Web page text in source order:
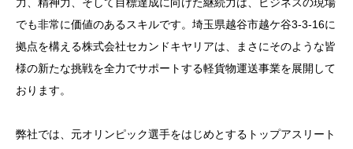
力、精神力、そして目標達成に向けた継続力は、ビジネスの現場
でも非常に価値のあるスキルです。埼玉県越谷市越ケ谷3-3-16に
拠点を構える株式会社セカンドキヤリアは、まさにそのような皆
様の新たな挑戦を全力でサポートする軽貨物運送事業を展開して
おります。
弊社では、元オリンピック選手をはじめとするトップアスリート